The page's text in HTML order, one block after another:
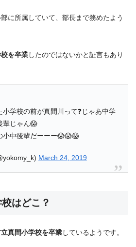
に所属していて、部長まで務めたよう
を卒業したのではないかと証言もあり
学校の前が真間川って❓️じゃあ中学
輩じゃん😱
小中後輩だーーー😱😱😱
March 24, 2019
はどこ？
真間小学校を卒業しているようです。